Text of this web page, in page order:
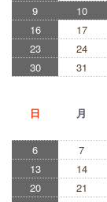
9
10
16
17
23
24
30
31
日
月
6
7
13
14
20
21